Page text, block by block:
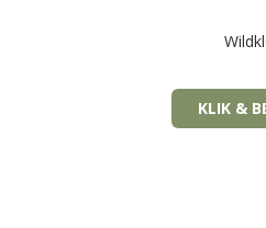
KLIK &